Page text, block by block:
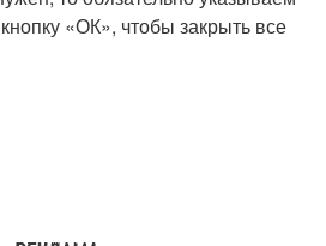
«ОК», чтобы закрыть все